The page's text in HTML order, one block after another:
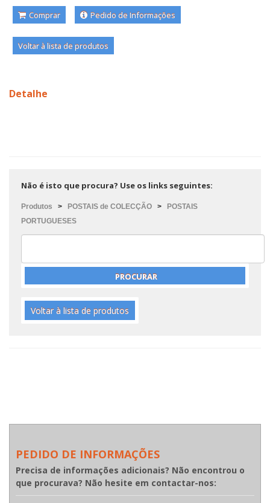
Comprar Pedido de Informações
Voltar à lista de produtos
Detalhe
Não é isto que procura? Use os links seguintes:
Produtos > POSTAIS de COLECÇÃO >
POSTAIS
PORTUGUESES
Voltar à lista de produtos
PEDIDO DE INFORMAÇÕES
Precisa de informações adicionais? Não encontrou o
que procurava? Não hesite em contactar-nos: